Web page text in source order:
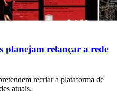
planejam relançar a rede
recriar a plataforma de
atuais.